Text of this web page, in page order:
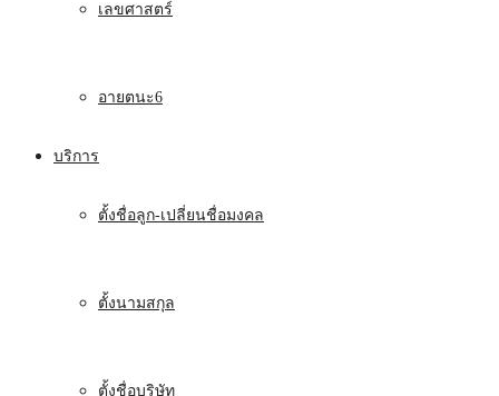
เลขศาสตร์
อายตนะ6
บริการ
ตั้งชื่อลูก-เปลี่ยนชื่อมงคล
ตั้งนามสกุล
ตั้งชื่อบริษัท